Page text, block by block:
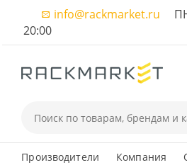
info@rackmarket.ru
20:00
Производители Компания